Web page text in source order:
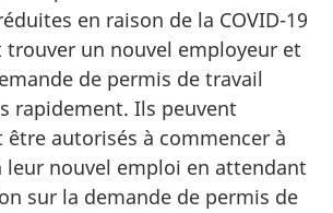
en raison de la COVID-19
trouver un nouvel employeur et
de permis de travail
rapidement. Ils peuvent
être autorisés à commencer à
leur nouvel emploi en attendant
sur la demande de permis de